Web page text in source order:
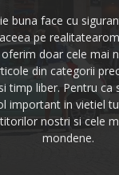
buna face cu
pe
doar cele mai
din categorii
timp liber. Pentru ca
important in vietiel
nostri si cele
mondene.